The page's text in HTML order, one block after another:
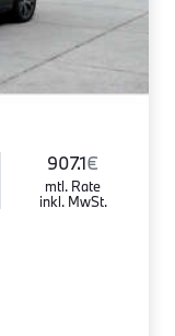
907.1€
mtl. Rate
inkl. MwSt.